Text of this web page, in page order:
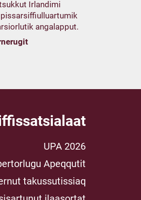
Irlandimi
angalapput.
UPA 2026
Apeqqutit
takussutissiaq